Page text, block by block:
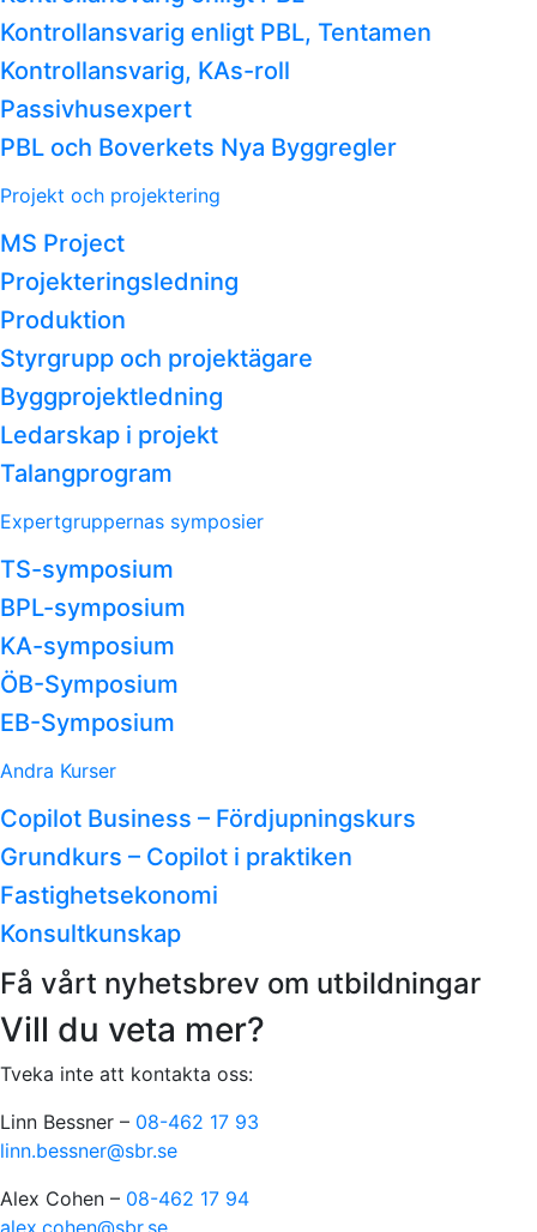
Kontrollansvarig enligt PBL, Tentamen
Kontrollansvarig, KAs-roll
Passivhusexpert
PBL och Boverkets Nya Byggregler
Projekt och projektering
MS Project
Projekteringsledning
Produktion
Styrgrupp och projektägare
Byggprojektledning
Ledarskap i projekt
Talangprogram
Expertgruppernas symposier
TS-symposium
BPL-symposium
KA-symposium
ÖB-Symposium
EB-Symposium
Andra Kurser
Copilot Business – Fördjupningskurs
Grundkurs – Copilot i praktiken
Fastighetsekonomi
Konsultkunskap
Få vårt nyhetsbrev om utbildningar
Vill du veta mer?
Tveka inte att kontakta oss:
Linn Bessner – 08-462 17 93
linn.bessner@sbr.se
Alex Cohen – 08-462 17 94
alex.cohen@sbr.se